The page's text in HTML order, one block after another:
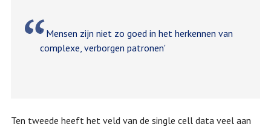
' Mensen zijn niet zo goed in het herkennen van
complexe, verborgen patronen'
Ten tweede heeft het veld van de single cell data veel aan